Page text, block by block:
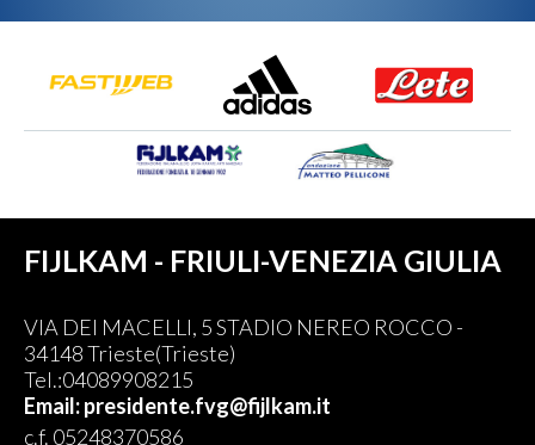
FIJLKAM - FRIULI-VENEZIA GIULIA
VIA DEI MACELLI, 5 STADIO NEREO ROCCO -
34148 Trieste(Trieste)
Tel.:04089908215
Email: presidente.fvg@fijlkam.it
c.f. 05248370586